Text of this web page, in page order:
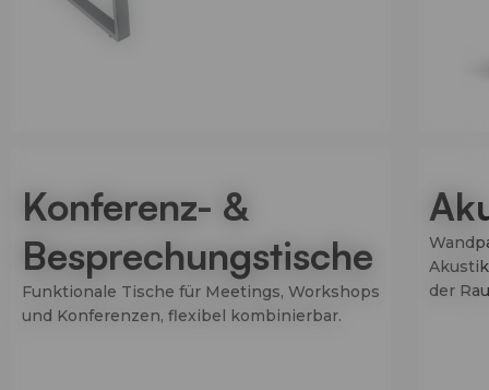
Konferenz- &
Besprechungstische
Funktionale Tische für Meetings, Workshops
und Konferenzen, flexibel kombinierbar.
der